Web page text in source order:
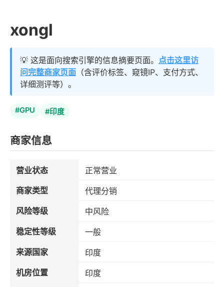
xongl
💡 这是面向搜索引擎的信息摘要页面。 点击这里访
问完整商家页面 （含评价标签、窥镜IP、支付方式、
详细测评等）。
#GPU #印度
商家信息
营业状态
正常营业
商家类型
代理分销
风险等级
中风险
稳定性等级
一般
来源国家
印度
机房位置
印度